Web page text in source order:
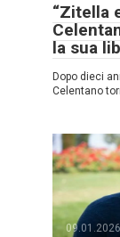
“Zitella
la sua
Dopo dieci
Celentano
09.01.2026